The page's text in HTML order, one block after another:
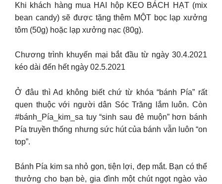
Khi khách hàng mua HAI hộp KẸO BÁCH HẠT (mix
bean candy) sẽ được tặng thêm MỘT bọc lạp xưởng
tôm (50g) hoặc lạp xưởng nạc (80g).
Chương trình khuyến mại bắt đầu từ ngày 30.4.2021
kéo dài đến hết ngày 02.5.2021
Ở đâu thì Ad không biết chứ từ khóa “bánh Pía” rất
quen thuộc với người dân Sóc Trăng lắm luôn. Còn
#bánh_Pía_kim_sa tuy “sinh sau đẻ muộn” hơn bánh
Pía truyền thống nhưng sức hút của bánh vẫn luôn “on
top”.
Bánh Pía kim sa nhỏ gọn, tiện lợi, đẹp mắt. Bạn có thể
thưởng cho bạn bè, gia đình một chút ngọt ngào vào